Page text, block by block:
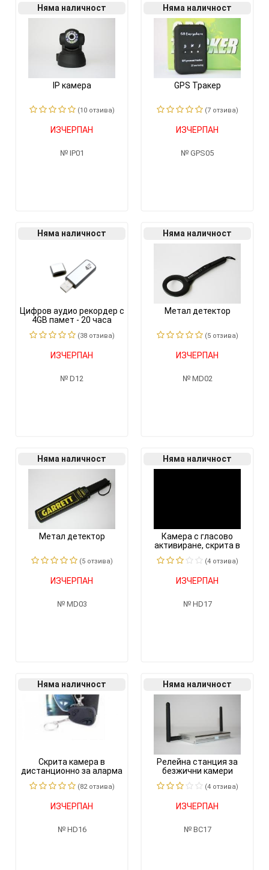
Няма наличност
IP камера
(10 отзивa)
ИЗЧЕРПАН
IP01
Няма наличност
GPS Тракер
(7 отзивa)
ИЗЧЕРПАН
GPS05
Няма наличност
Цифров аудио рекордер с
4GB памет - 20 часа
(38 отзивa)
ИЗЧЕРПАН
D12
Няма наличност
Метал детектор
(5 отзивa)
ИЗЧЕРПАН
MD02
Няма наличност
Метал детектор
(5 отзивa)
ИЗЧЕРПАН
MD03
Няма наличност
Камера с гласово
активиране, скрита в
ключ за кола 4GB
(4 отзивa)
ИЗЧЕРПАН
HD17
Няма наличност
Скрита камера в
дистанционно за аларма
на кола
(82 отзивa)
ИЗЧЕРПАН
HD16
Няма наличност
Релейна станция за
безжични камери
(4 отзивa)
ИЗЧЕРПАН
BC17